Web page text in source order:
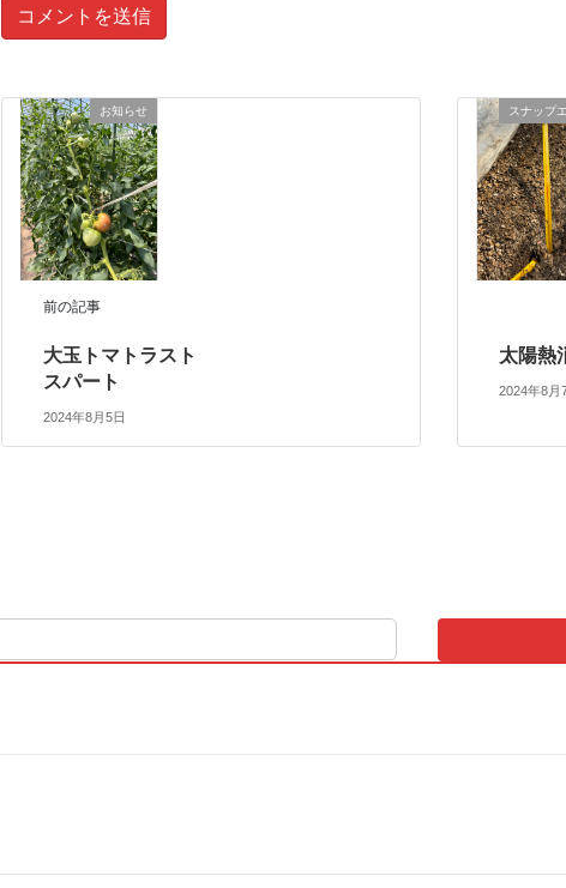
お知らせ
前の記事
大玉トマトラスト
スパート
2024年8月5日
スナップ
太陽熱
2024年8月